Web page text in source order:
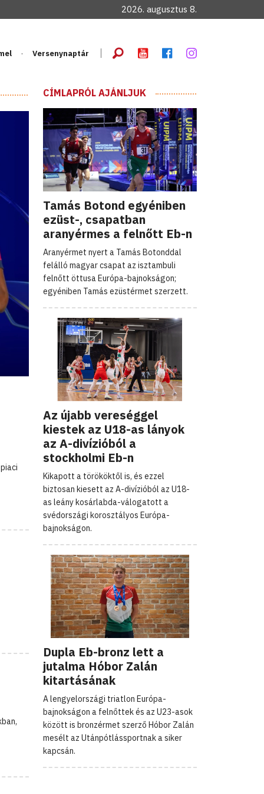
2026. augusztus 8.
Versenynaptár
CÍMLAPRÓL AJÁNLJUK
Tamás Botond egyéniben
ezüst-, csapatban
aranyérmes a felnőtt Eb-n
Aranyérmet nyert a Tamás Botonddal
felálló magyar csapat az isztambuli
felnőtt öttusa Európa-bajnokságon;
egyéniben Tamás ezüstérmet szerzett.
Az újabb vereséggel
kiestek az U18-as lányok
az A-divízióból a
stockholmi Eb-n
Kikapott a törököktől is, és ezzel
biztosan kiesett az A-divízióból az U18-
as leány kosárlabda-válogatott a
svédországi korosztályos Európa-
bajnokságon.
Dupla Eb-bronz lett a
jutalma Hóbor Zalán
kitartásának
A lengyelországi triatlon Európa-
bajnokságon a felnőttek és az U23-asok
között is bronzérmet szerző Hóbor Zalán
mesélt az Utánpótlássportnak a siker
kapcsán.